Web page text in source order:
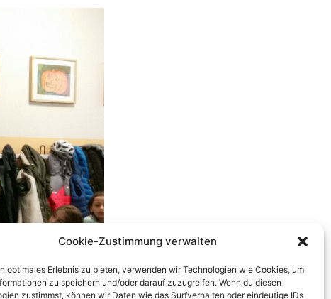
Cookie-Zustimmung verwalten
optimales Erlebnis zu bieten, verwenden wir Technologien wie Cookies, um
zu speichern und/oder darauf zuzugreifen. Wenn du diesen
zustimmst, können wir Daten wie das Surfverhalten oder eindeutige IDs